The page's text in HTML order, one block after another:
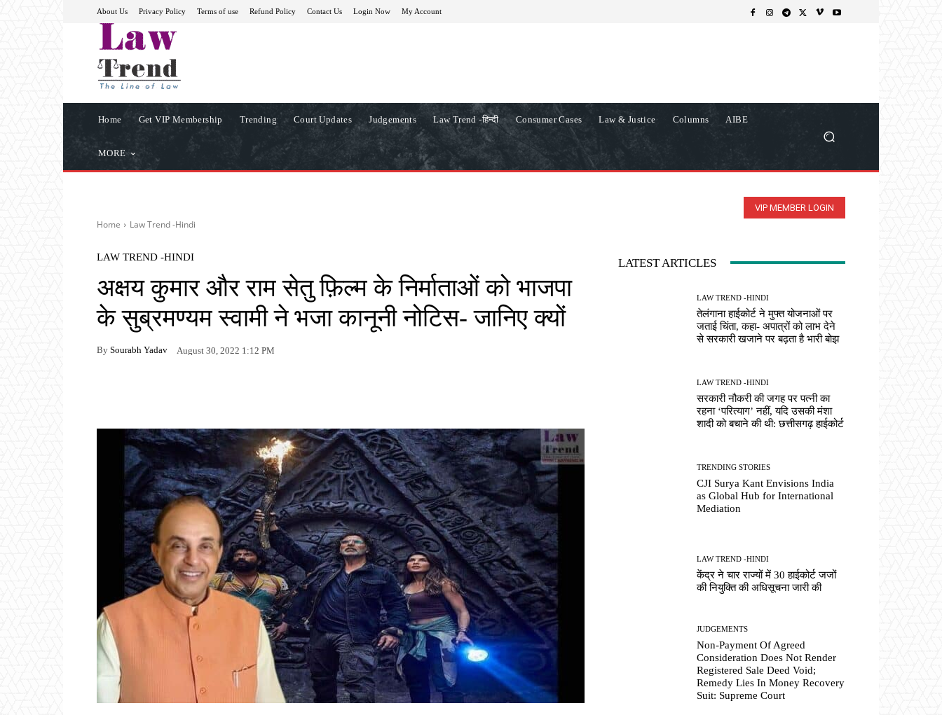
About Us Privacy Policy Terms of use Refund Policy Contact Us Login Now My Account
Home Get VIP Membership Trending Court Updates Judgements Law Trend -हिन्दी Consumer Cases Law & Justice Columns AIBE
MORE
VIP MEMBER LOGIN
Home Law Trend -Hindi
LAW TREND -HINDI
अक्षय कुमार और राम सेतु फ़िल्म के निर्माताओं को भाजपा
के सुब्रमण्यम स्वामी ने भजा कानूनी नोटिस- जानिए क्यों
By Sourabh Yadav August 30, 2022 1:12 PM
LATEST ARTICLES
LAW TREND -HINDI
तेलंगाना हाईकोर्ट ने मुफ्त योजनाओं पर
जताई चिंता, कहा- अपात्रों को लाभ देने
से सरकारी खजाने पर बढ़ता है भारी बोझ
LAW TREND -HINDI
सरकारी नौकरी की जगह पर पत्नी का
रहना ‘परित्याग’ नहीं, यदि उसकी मंशा
शादी को बचाने की थी: छत्तीसगढ़ हाईकोर्ट
TRENDING STORIES
CJI Surya Kant Envisions India
as Global Hub for International
Mediation
LAW TREND -HINDI
केंद्र ने चार राज्यों में 30 हाईकोर्ट जजों
की नियुक्ति की अधिसूचना जारी की
JUDGEMENTS
Non-Payment Of Agreed
Consideration Does Not Render
Registered Sale Deed Void;
Remedy Lies In Money Recovery
Suit: Supreme Court